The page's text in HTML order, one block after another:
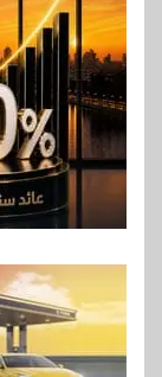
7